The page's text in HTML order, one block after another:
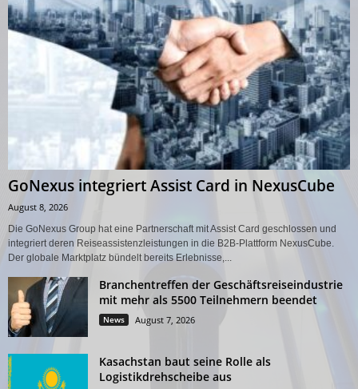
GoNexus integriert Assist Card in NexusCube
August 8, 2026
Die GoNexus Group hat eine Partnerschaft mit Assist Card geschlossen und
integriert deren Reiseassistenzleistungen in die B2B-Plattform NexusCube.
Der globale Marktplatz bündelt bereits Erlebnisse,...
Branchentreffen der Geschäftsreiseindustrie
mit mehr als 5500 Teilnehmern beendet
News August 7, 2026
Kasachstan baut seine Rolle als
Logistikdrehscheibe aus